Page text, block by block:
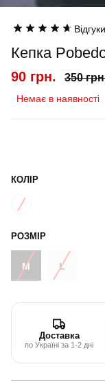
Кепка
90 грн. 350
Немає в наявності
КОЛІР
РОЗМІР
M L
Доставка
по Україні за 1-2 дні